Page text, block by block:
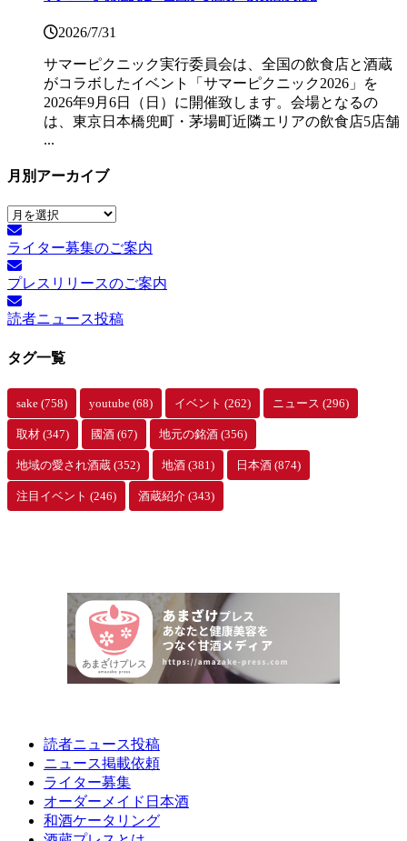
2026/7/31
サマーピクニック実⾏委員会は、全国の飲⾷店と酒蔵
がコラボしたイベント「サマーピクニック2026」を
2026年9月6日（日）に開催致します。会場となるの
は、東京日本橋兜町・茅場町近隣エリアの飲食店5店舗
...
月別アーカイブ
月
別
ア
ー
カ
イ
ブ
ライター募集のご案内
プレスリリースのご案内
読者ニュース投稿
タグ一覧
sake (758) youtube (68) イベント (262) ニュース (296)
取材 (347) 國酒 (67) 地元の銘酒 (356)
地域の愛され酒蔵 (352) 地酒 (381) 日本酒 (874)
注目イベント (246) 酒蔵紹介 (343)
読者ニュース投稿
ニュース掲載依頼
ライター募集
オーダーメイド日本酒
和酒ケータリング